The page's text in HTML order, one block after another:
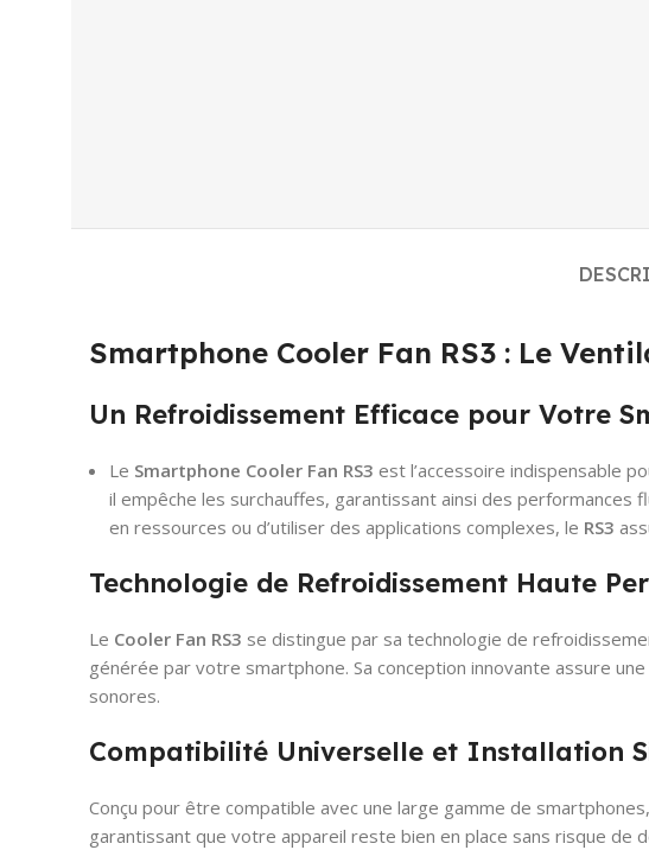
Smartphone Cooler Fan RS3 : Le
Un Refroidissement Efficace pour Votre
Le Smartphone Cooler Fan RS3 est l’accessoire indispensable
il empêche les surchauffes, garantissant ainsi des performances
en ressources ou d’utiliser des applications complexes, le RS3
Technologie de Refroidissement Haute
Le Cooler Fan RS3 se distingue par sa technologie de
générée par votre smartphone. Sa conception innovante assure
sonores.
Compatibilité Universelle et Installation
Conçu pour être compatible avec une large gamme de
garantissant que votre appareil reste bien en place sans risque